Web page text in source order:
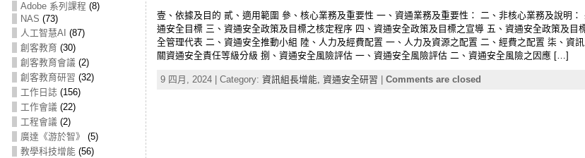
Adobe 系列課程 (8)
NAS (73)
人工智慧AI (87)
創客教育 (30)
創客教育會議 (2)
創客教育研習 (32)
工作日誌 (156)
工作會議 (22)
工程會議 (2)
廣達《游於智》
(5)
教學科技增能(56)
壹、依據及目的 貳、適用範圍 參、核心業務及重要性 一、資通業務及重要性： 二、非核心業務及說明
通安全目標 三、資通安全政策及目標之核定程序 四、資通安全政策及目標之宣導 五、資通安全政策及目
全管理代表 二、資通安全推動小組 陸、人力及經費配置 一、人力及資源之配置 二、經費之配置 柒、資
關資通安全責任等級分級 捌、資通安全風險評估 一、資通安全風險評估 二、資通安全風險之因應 […]
9 四月, 2024 | Category: 資訊組長增能, 資通安全研習 Comments are closed